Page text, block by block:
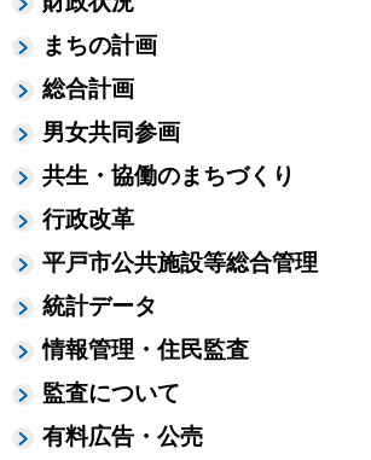
まちの計画
総合計画
男女共同参画
共生・協働のまちづくり
行政改革
平戸市公共施設等総合管理
統計データ
情報管理・住民監査
監査について
有料広告・公売